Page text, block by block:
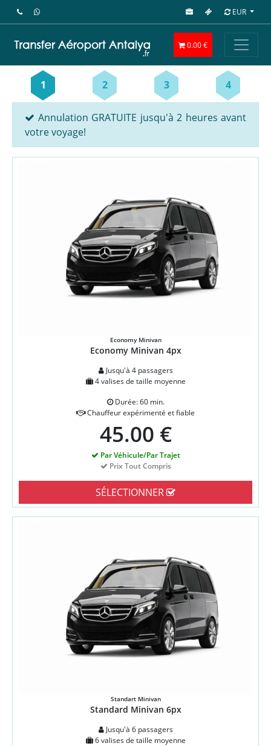
EUR
0.00 €
1 2 3 4
Annulation GRATUITE jusqu'à 2 heures avant
votre voyage!
Economy Minivan
Economy Minivan 4px
Jusqu'à 4 passagers
4 valises de taille moyenne
Durée: 60 min.
Chauffeur expérimenté et fiable
45.00 €
Par Véhicule/Par Trajet
Prix Tout Compris
SÉLECTIONNER
Standart Minivan
Standard Minivan 6px
Jusqu'à 6 passagers
6 valises de taille moyenne